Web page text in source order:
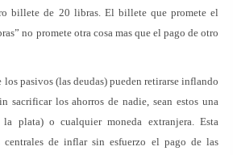
billete de 20 libras. El billete que promete el
no promete otra cosa mas que el pago de otro
los pasivos (las deudas) pueden retirarse inflando
sacrificar los ahorros de nadie, sean estos una
plata) o cualquier moneda extranjera. Esta
centrales de inflar sin esfuerzo el pago de las